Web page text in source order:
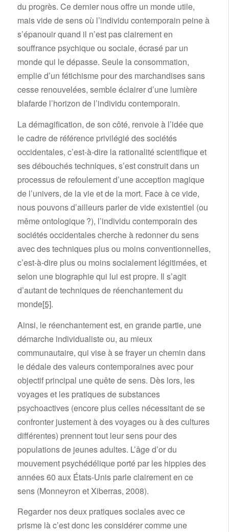
du progrès. Ce dernier nous offre un monde utile,
mais vide de sens où l’individu contemporain peine à
s’épanouir quand il n’est pas clairement en
souffrance psychique ou sociale, écrasé par un
monde qui le dépasse. Seule la consommation,
emplie d’un fétichisme pour des marchandises sans
cesse renouvelées, semble éclairer d’une lumière
blafarde l’horizon de l’individu contemporain.
La démagification, de son côté, renvoie à l’idée que
le cadre de référence privilégié des sociétés
occidentales, c’est-à-dire la rationalité scientifique et
ses débouchés techniques, s’est construit dans un
processus de refoulement d’une acception magique
de l’univers, de la vie et de la mort. Face à ce vide,
nous pouvons d’ailleurs parler de vide existentiel (ou
même ontologique ?), l’individu contemporain des
sociétés occidentales cherche à redonner du sens
avec des techniques plus ou moins conventionnelles,
c’est-à-dire plus ou moins socialement légitimées, et
selon une biographie qui lui est propre. Il s’agit
d’autant de techniques de réenchantement du
monde[5].
Ainsi, le réenchantement est, en grande partie, une
démarche individualiste ou, au mieux
communautaire, qui vise à se frayer un chemin dans
le dédale des valeurs contemporaines avec pour
objectif principal une quête de sens. Dès lors, les
voyages et les pratiques de substances
psychoactives (encore plus celles nécessitant de se
confronter justement à des voyages ou à des cultures
différentes) prennent tout leur sens pour des
populations de jeunes adultes. L’âge d’or du
mouvement psychédélique porté par les hippies des
années 60 aux États-Unis parle clairement en ce
sens (Monneyron et Xiberras, 2008).
Regarder nos deux pratiques sociales avec ce
prisme là c’est donc les considérer comme une